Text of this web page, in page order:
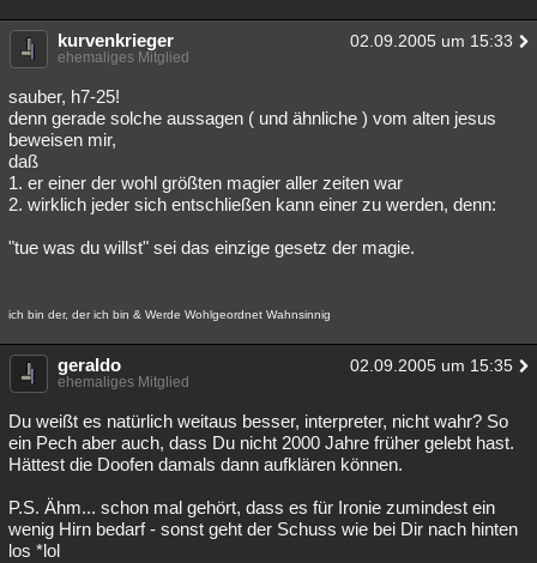
kurvenkrieger 02.09.2005 um 15:33
ehemaliges Mitglied
sauber, h7-25!
denn gerade solche aussagen ( und ähnliche ) vom alten jesus
beweisen mir,
daß
1. er einer der wohl größten magier aller zeiten war
2. wirklich jeder sich entschließen kann einer zu werden, denn:
"tue was du willst" sei das einzige gesetz der magie.
ich bin der, der ich bin & Werde Wohlgeordnet Wahnsinnig
geraldo 02.09.2005 um 15:35
ehemaliges Mitglied
Du weißt es natürlich weitaus besser, interpreter, nicht wahr? So
ein Pech aber auch, dass Du nicht 2000 Jahre früher gelebt hast.
Hättest die Doofen damals dann aufklären können.
P.S. Ähm... schon mal gehört, dass es für Ironie zumindest ein
wenig Hirn bedarf - sonst geht der Schuss wie bei Dir nach hinten
los *lol